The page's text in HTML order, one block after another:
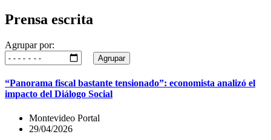
Prensa escrita
Agrupar por:
Agrupar
“Panorama fiscal bastante tensionado”: economista analizó el
impacto del Diálogo Social
Montevideo Portal
29/04/2026